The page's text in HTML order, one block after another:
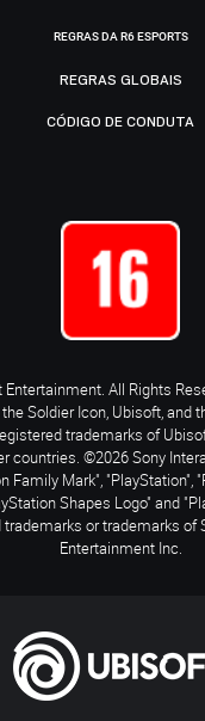
REGRAS DA R6 ESPORTS
REGRAS GLOBAIS
CÓDIGO DE CONDUTA
All Rights
the Soldier Icon, Ubisoft, and
trademarks of
countries. ©2026 Sony
Family Mark", "PlayStation",
Shapes Logo" and
trademarks or trademarks of
Entertainment Inc.